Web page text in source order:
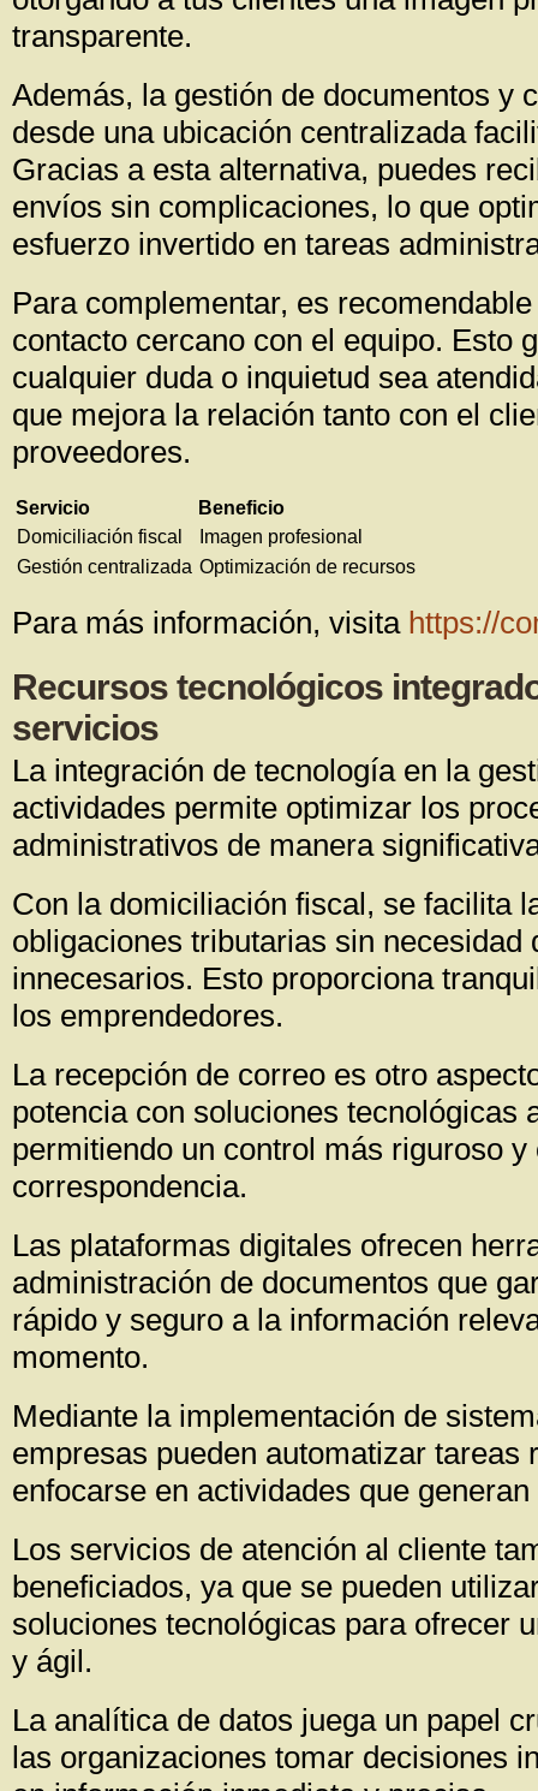
transparente.
Además, la gestión de documentos y
desde una ubicación centralizada
Gracias a esta alternativa, puedes
envíos sin complicaciones, lo que
esfuerzo invertido en tareas
Para complementar, es
contacto cercano con el equipo. Esto
cualquier duda o inquietud sea
que mejora la relación tanto con el
proveedores.
Servicio
Beneficio
Domiciliación fiscal
Imagen profesional
Gestión centralizada Optimización de recursos
Para más información, visita https://
Recursos tecnológicos
servicios
La integración de tecnología en la
actividades permite optimizar los
administrativos de manera
Con la domiciliación fiscal, se facilita
obligaciones tributarias sin necesidad
innecesarios. Esto proporciona
los emprendedores.
La recepción de correo es otro
potencia con soluciones tecnológicas
permitiendo un control más riguroso
correspondencia.
Las plataformas digitales ofrecen
administración de documentos que
rápido y seguro a la información
momento.
Mediante la implementación de
empresas pueden automatizar tareas
enfocarse en actividades que
Los servicios de atención al cliente
beneficiados, ya que se pueden
soluciones tecnológicas para ofrecer
y ágil.
La analítica de datos juega un papel
las organizaciones tomar decisiones